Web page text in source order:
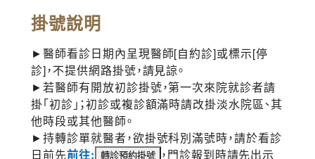
掛號說明
►醫師看診日期內呈現醫師[自約診]或標示[停
診]，不提供網路掛號，請見諒。
►若醫師有開放初診掛號，第一次來院就診者請
掛「初診」；初診或複診額滿時請改掛淡水院區、其
他時段或其他醫師。
►持轉診單就醫者，欲掛號科別滿號時，請於看診
日前先前往:
，門診報到時請先出示